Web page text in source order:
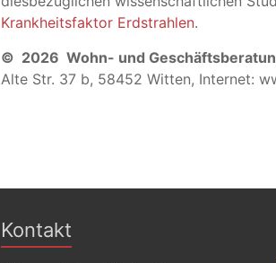
Krankheitsfaktor Erdstrahlen.
© 2026 Wohn- und
Alte Str. 37 b, 58452 Witten, Internet:
Kontakt